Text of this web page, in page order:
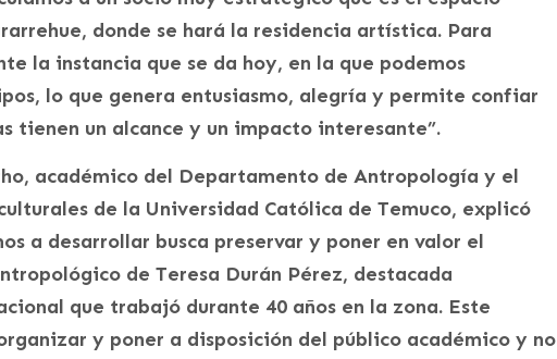
donde se hará la residencia artística. Para
la instancia que se da hoy, en la que podemos
lo que genera entusiasmo, alegría y permite confiar
tienen un alcance y un impacto interesante”.
académico del Departamento de Antropología y el
de la Universidad Católica de Temuco, explicó
a desarrollar busca preservar y poner en valor el
de Teresa Durán Pérez, destacada
que trabajó durante 40 años en la zona. Este
y poner a disposición del público académico y no